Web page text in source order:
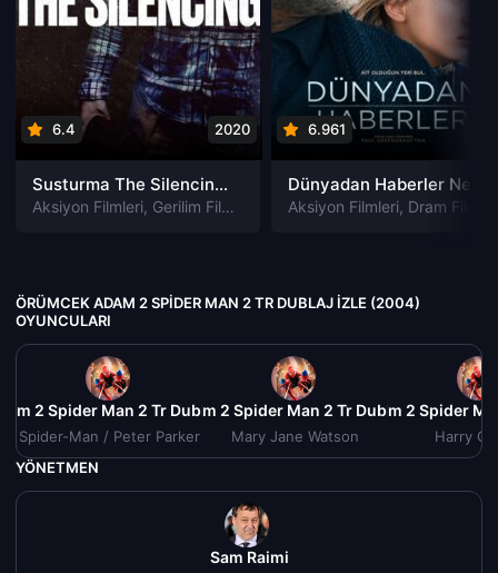
6.4 2020
Susturma The Silencing izle
Aksiyon Filmleri, Gerilim Filmleri Gizem Filmleri,Suç Filmleri
6.961
Aksiyon Filmleri, Dram Filmleri
ÖRÜMCEK ADAM 2 SPIDER MAN 2 TR DUBLAJ IZLE (2004)
OYUNCULARI
2 Spider Man 2 Tr Dublaj izle (2004)
Spider-Man / Peter Parker
Örümcek Adam 2 Spider Man 2 Tr Dublaj izle (2004)
Mary Jane Watson
Örümcek Adam 2 Spider
Harry
YÖNETMEN
Sam Raimi